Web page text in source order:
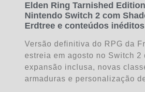
Elden Ring Tarnished
Nintendo Switch 2 com
Erdtree e conteúdos inéditos
Versão definitiva do RPG da
estreia em agosto no Switch 2
expansão inclusa, novas
armaduras e personalização